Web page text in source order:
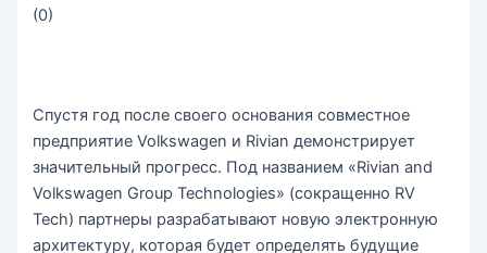
(0)
Спустя год после своего основания совместное
предприятие Volkswagen и Rivian демонстрирует
значительный прогресс. Под названием «Rivian and
Volkswagen Group Technologies» (сокращенно RV
Tech) партнеры разрабатывают новую электронную
архитектуру, которая будет определять будущие